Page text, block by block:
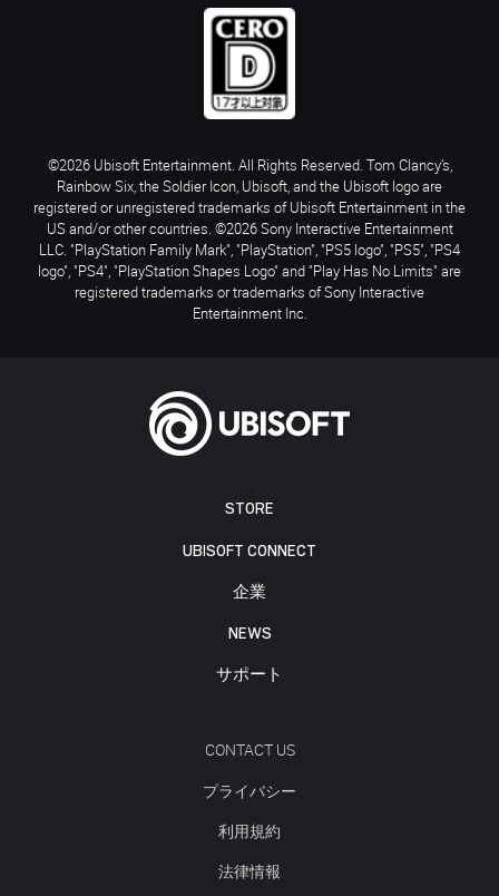
STORE
UBISOFT CONNECT
企業
NEWS
サポート
CONTACT US
プライバシー
利用規約
法律情報
©2026 Ubisoft Entertainment. All Rights Reserved. Tom Clancy’s,
Rainbow Six, the Soldier Icon, Ubisoft, and the Ubisoft logo are
registered or unregistered trademarks of Ubisoft Entertainment in the
US and/or other countries. ©2026 Sony Interactive Entertainment
LLC. "PlayStation Family Mark", "PlayStation", "PS5 logo", "PS5", "PS4
logo", "PS4", "PlayStation Shapes Logo" and "Play Has No Limits" are
registered trademarks or trademarks of Sony Interactive
Entertainment Inc.